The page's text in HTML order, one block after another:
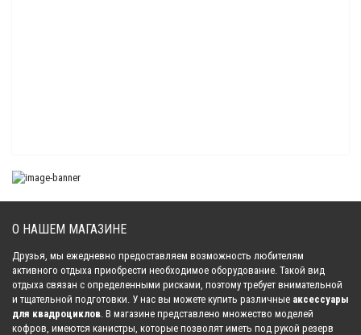
Шина Kenda K299 BEAR CLAW 25x10x12
Шина Kenda K299 BEAR CLAW 25x8x12
9 897.00 р.
О НАШЕМ МАГАЗИНЕ
Друзья, мы ежедневно предоставляем возможность любителям
активного отдыха приобрести необходимое оборудование. Такой вид
отдыха связан с определенными рисками, поэтому требует внимательной
и тщательной подготовки. У нас вы можете купить различные аксессуары
для квадроциклов . В магазине представлено множество моделей
кофров, имеются канистры, которые позволят иметь под рукой резерв